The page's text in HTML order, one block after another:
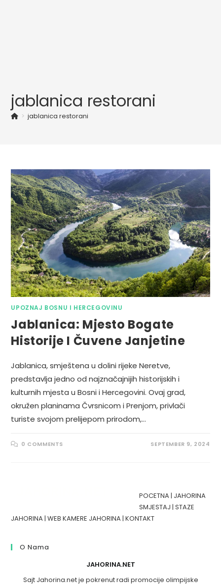
jablanica restorani
> jablanica restorani
UPOZNAJ BOSNU I HERCEGOVINU
Jablanica: Mjesto Bogate
Historije I Čuvene Janjetine
Jablanica, smještena u dolini rijeke Neretve,
predstavlja jedno od najznačajnijih historijskih i
kulturnih mjesta u Bosni i Hercegovini. Ovaj grad,
okružen planinama Čvrsnicom i Prenjom, privlači
turiste svojom prelijepom prirodom,…
0 COMMENTS SEPTEMBER 9, 2024
POCETNA | JAHORINA
SMJESTAJ |STAZE
JAHORINA |WEB KAMERE JAHORINA |KONTAKT
O Nama
JAHORINA.NET
Sajt Jahorina.net je pokrenut radi promocije olimpijske